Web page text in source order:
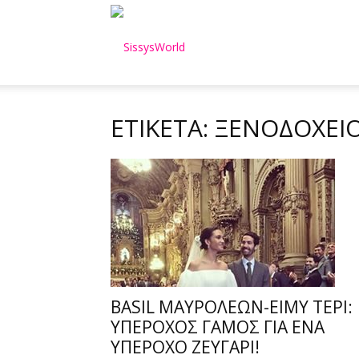
ΕΤΙΚΈΤΑ:
BASIL ΜΑΥΡΟΛΕΩΝ-ΕΙΜΥ ΤΕΡΙ:
ΥΠΕΡΟΧΟΣ ΓΑΜΟΣ ΓΙΑ ΕΝΑ
ΥΠΕΡΟΧΟ ΖΕΥΓΑΡΙ!